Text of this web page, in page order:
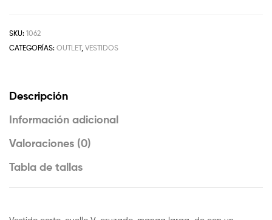
SKU: 1062
CATEGORÍAS: OUTLET, VESTIDOS
Descripción
Información adicional
Valoraciones (0)
Tabla de tallas